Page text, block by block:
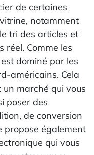
de certaines
notamment
tri des articles et
réel. Comme les
dominé par les
américains. Cela
marché qui vous
poser des
de conversion
propose également
qui vous